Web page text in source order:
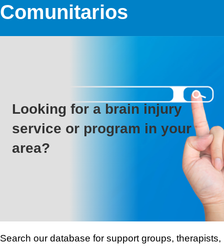
Comunitarios
Looking for a brain injury
service or program in your
area?
Search our database for support groups, therapists,